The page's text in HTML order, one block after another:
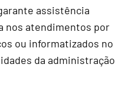
assistência
nos atendimentos por
ou informatizados no
da administração